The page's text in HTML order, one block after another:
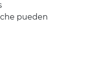
pueden